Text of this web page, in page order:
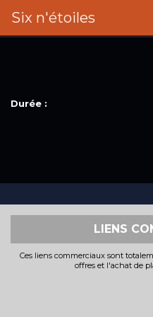
Six n'étoiles
Durée :
LIENS
Ces liens commerciaux sont
offres et l'achat de